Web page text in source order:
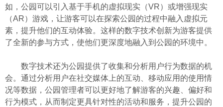
如，公园可以引入基于手机的虚拟现实（VR）或增强现实
（AR）游戏，让游客可以在探索公园的过程中融入虚拟元
素，提升他们的互动体验。这样的数字技术创新为游客提供
了全新的参与方式，使他们更深度地融入到公园的环境中。
数字技术还为公园提供了收集和分析用户行为数据的机
会。通过分析用户在社交媒体上的互动、移动应用的使用情
况等数据，公园管理者可以更好地了解游客的兴趣、偏好和
行为模式，从而制定更具针对性的活动和服务，提升公园的